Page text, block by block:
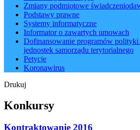
Zmiany podmiotowe
Podstawy prawne
Systemy informatyczne
Informator o zawartych umowach
Dofinansowanie programów
jednostek samorządu terytorialnego
Petycje
Koronawirus
Drukuj
Konkursy
Kontraktowanie 2016